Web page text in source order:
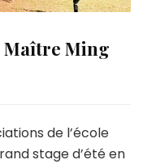
Maître Ming
de l’école
stage d’été en